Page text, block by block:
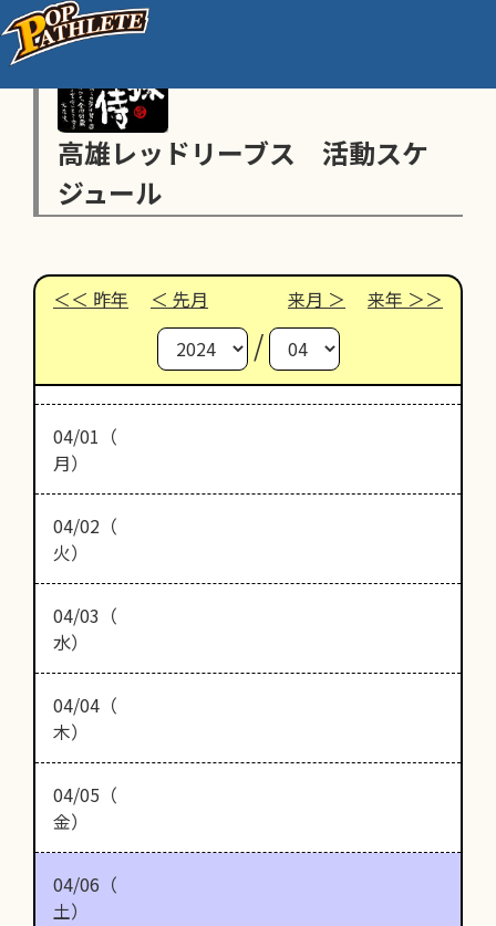
高雄レッドリーブス 活動スケ
ジュール
昨年 先月 来月 来年
/
04/01（
月）
04/02（
火）
04/03（
水）
04/04（
木）
04/05（
金）
04/06（
土）